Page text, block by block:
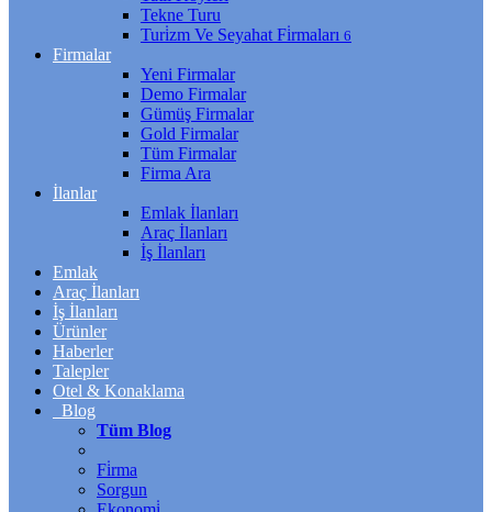
Tekne Turu
Turi̇zm Ve Seyahat Fi̇rmaları 6
Firmalar
Yeni Firmalar
Demo Firmalar
Gümüş Firmalar
Gold Firmalar
Tüm Firmalar
Firma Ara
İlanlar
Emlak İlanları
Araç İlanları
İş İlanları
Emlak
Araç İlanları
İş İlanları
Ürünler
Haberler
Talepler
Otel & Konaklama
Blog
Tüm Blog
Fi̇rma
Sorgun